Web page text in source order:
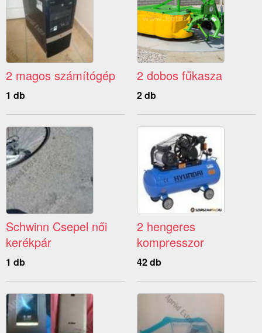
2 magos számítógép
1 db
2 dobos fűkasza
2 db
Schwinn Csepel női
kerékpár
1 db
2 hengeres
kompresszor
42 db